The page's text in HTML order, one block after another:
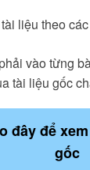
liệu theo
vào từng
tài liệu gốc
đây để
gốc